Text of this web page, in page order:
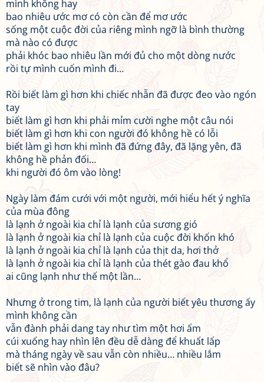
mình không hay
bao nhiêu ước mơ có còn cần để mơ ước
sống một cuộc đời của riêng mình ngỡ là bình thường
mà nào có được
phải khóc bao nhiêu lần mới đủ cho một dòng nước
rồi tự mình cuốn mình đi…
Rồi biết làm gì hơn khi chiếc nhẫn đã được đeo vào ngón
tay
biết làm gì hơn khi phải mỉm cười nghe một câu nói
biết làm gì hơn khi con người đó không hề có lỗi
biết làm gì hơn khi mình đã đứng đây, đã lặng yên, đã
không hề phản đối…
khi người đó ôm vào lòng!
Ngày làm đám cưới với một người, mới hiểu hết ý nghĩa
của mùa đông
là lạnh ở ngoài kia chỉ là lạnh của sương gió
là lạnh ở ngoài kia chỉ là lạnh của cuộc đời khốn khó
là lạnh ở ngoài kia chỉ là lạnh của thịt da, hơi thở
là lạnh ở ngoài kia chỉ là lạnh của thét gào đau khổ
ai cũng lạnh như thế một lần…
Nhưng ở trong tim, là lạnh của người biết yêu thương ấy
mình không cần
vẫn đành phải dang tay như tìm một hơi ấm
cúi xuống hay nhìn lên đều dễ dàng để khuất lấp
mà tháng ngày về sau vẫn còn nhiều… nhiều lắm
biết sẽ nhìn vào đâu?